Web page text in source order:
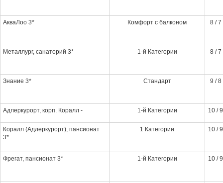
АкваЛоо 3* Комфорт с балконом 8 / 7
Металлург, санаторий 3* 1-й Категории 8 / 7
Знание 3* Стандарт 9 / 8
Адлеркурорт, корп. Коралл - 1-й Категории 10 / 9
Коралл (Адлеркурорт), пансионат
3*
1 Категории 10 / 9
Фрегат, пансионат 3* 1-й Категории 10 / 9